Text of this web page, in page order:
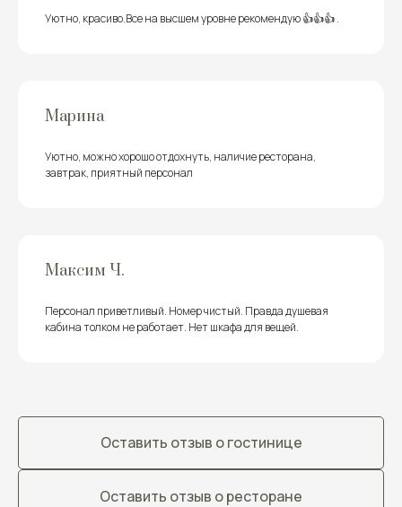
Уютно, красиво.Все на высшем уровне рекомендую 👍👍👍 .
Марина
Уютно, можно хорошо отдохнуть, наличие ресторана,
завтрак, приятный персонал
Максим Ч.
Персонал приветливый. Номер чистый. Правда душевая
кабина толком не работает. Нет шкафа для вещей.
Оставить отзыв о гостинице
Оставить отзыв о ресторане